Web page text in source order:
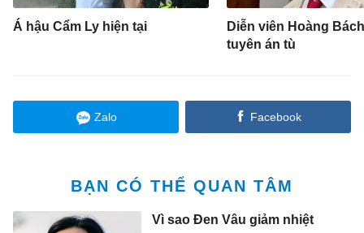
Á hậu Cẩm Ly hiện tại
Diễn viên Hoàng
tuyên án tù
Zalo Facebook
BẠN CÓ THỂ QUAN TÂM
Vì sao Đen Vâu giảm nhiệt